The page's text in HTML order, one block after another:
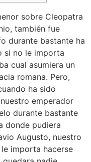
sobre Cleopatra
también fue
durante bastante ha
si no le importa
cual asumiera un
romana. Pero,
ha sido
emperador
durante bastante
donde pudiera
Augusto, nuestro
importa hacerse